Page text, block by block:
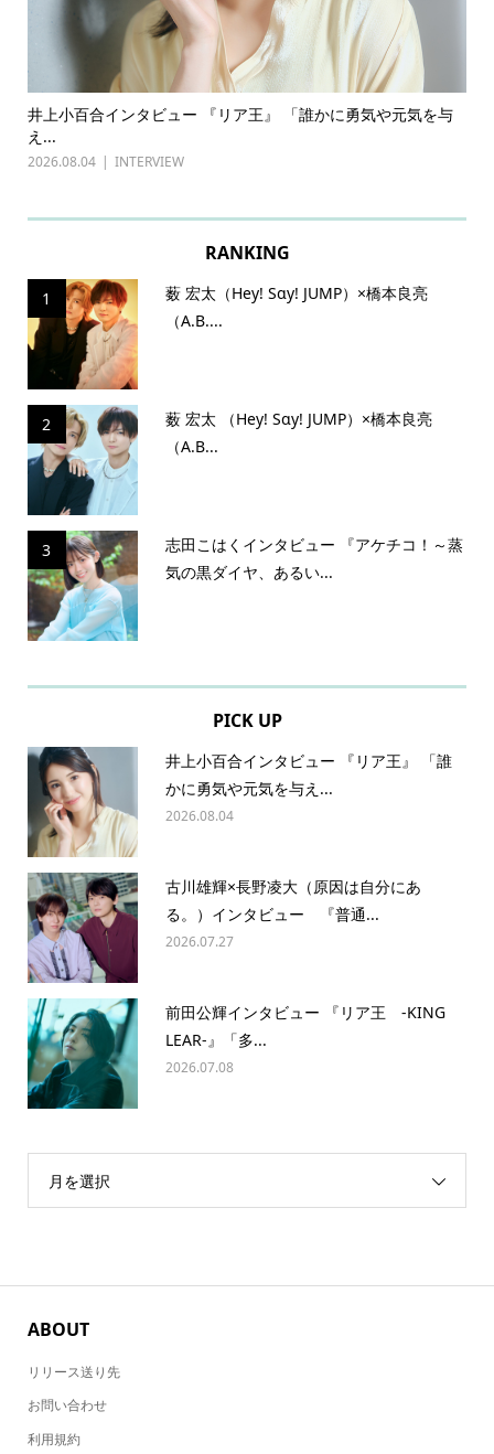
勇気や元気を与
古川雄輝×長野凌大（原因は自分にある。）イン
2026.07.27
RANKING
1
薮 宏太（Hey! Sɑy! JUMP）×橋本良亮
（A.B....
2
薮 宏太 （Hey! Sɑy! JUMP）×橋本良亮
（A.B...
3
志田こはくインタビュー 『アケチコ！～蒸
気の黒ダイヤ、あるい...
PICK UP
井上小百合インタビュー 『リア王』 「誰
かに勇気や元気を与え...
2026.08.04
古川雄輝×長野凌大（原因は自分にあ
る。）インタビュー 『普通...
2026.07.27
前田公輝インタビュー 『リア王 -KING
LEAR-』「多...
2026.07.08
月を選択
ABOUT
リリース送り先
お問い合わせ
利用規約